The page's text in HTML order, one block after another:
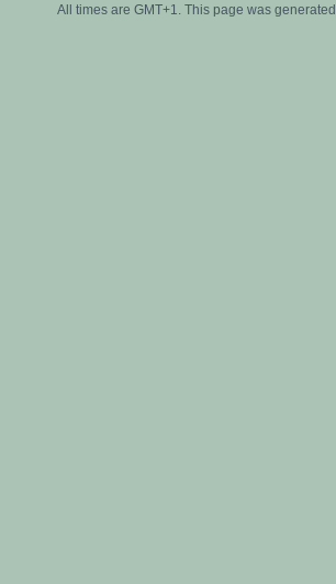
All times are GMT+1. This page was